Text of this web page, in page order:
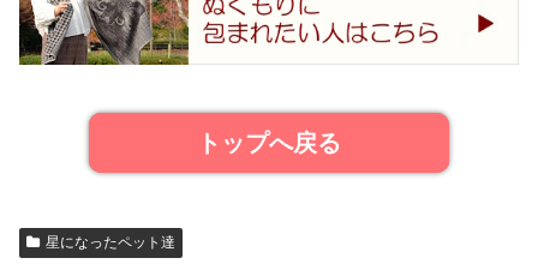
トップへ戻る
星になったペット達